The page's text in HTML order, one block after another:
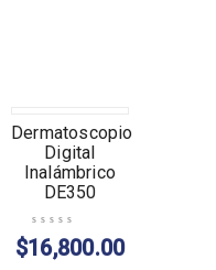
AGOTADO
Dermatoscopio
Digital
Inalámbrico
DE350
$16,800.00